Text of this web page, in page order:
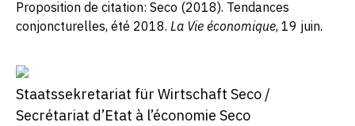
Proposition de citation: Seco (2018). Tendances
conjoncturelles, été 2018. La Vie économique, 19 juin.
Staatssekretariat für Wirtschaft Seco /
Secrétariat d’Etat à l’économie Seco